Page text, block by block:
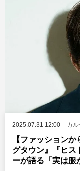
2025.07.31 12:00 カ
【ファッション
グタウン』『ヒ
ーが語る「実は服